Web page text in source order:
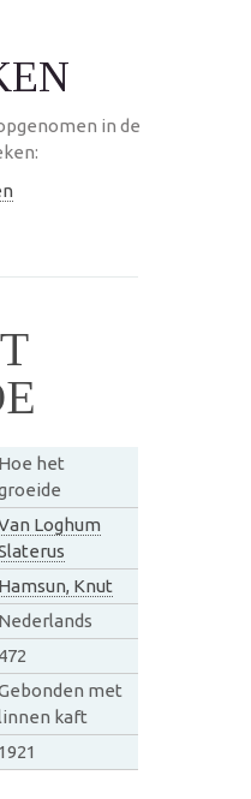
in de
Hoe het
Loghum
Hamsun, Knut
Nederlands
472
met
linnen kaft
1921